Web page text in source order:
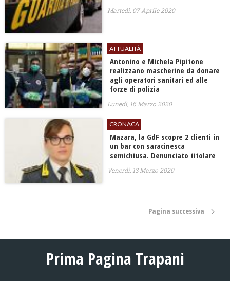
Martedì, 07 Aprile 2020
ATTUALITÀ
Antonino e Michela Pipitone
realizzano mascherine da donare
agli operatori sanitari ed alle
forze di polizia
Lunedì, 16 Marzo 2020
CRONACA
Mazara, la GdF scopre 2 clienti in
un bar con saracinesca
semichiusa. Denunciato titolare
Venerdì, 13 Marzo 2020
Pagina successiva
Prima Pagina Trapani